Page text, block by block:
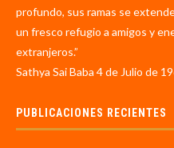
profundo, sus ramas se
un fresco refugio a amigos y
extranjeros.”
Sathya Sai Baba 4 de Julio de
PUBLICACIONES RECIENTES